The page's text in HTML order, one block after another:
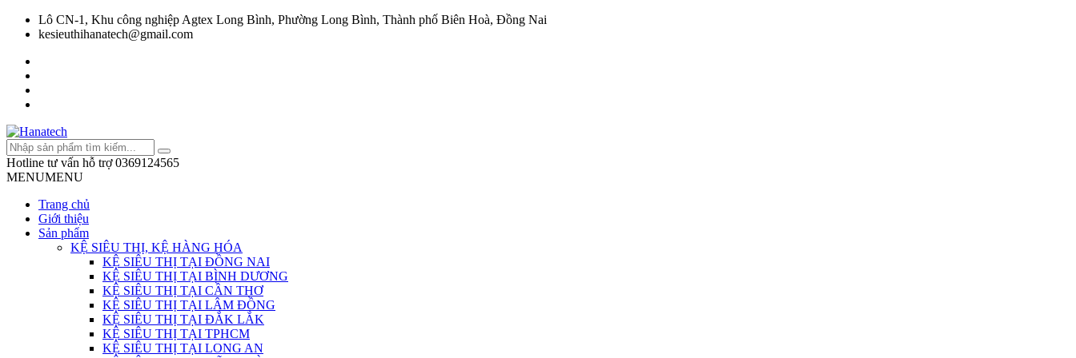
Lô CN-1, Khu công nghiệp Agtex Long Bình, Phường Long Bình, Thành phố Biên Hoà, Đồng Nai
kesieuthihanatech@gmail.com
Hotline tư vấn hỗ trợ 0369124565
MENUMENU
Trang chủ
Giới thiệu
Sản phẩm
KỆ SIÊU THỊ, KỆ HÀNG HÓA
KỆ SIÊU THỊ TẠI ĐỒNG NAI
KỆ SIÊU THỊ TẠI BÌNH DƯƠNG
KỆ SIÊU THỊ TẠI CẦN THƠ
KỆ SIÊU THỊ TẠI LÂM ĐỒNG
KỆ SIÊU THỊ TẠI ĐẮK LẮK
KỆ SIÊU THỊ TẠI TPHCM
KỆ SIÊU THỊ TẠI LONG AN